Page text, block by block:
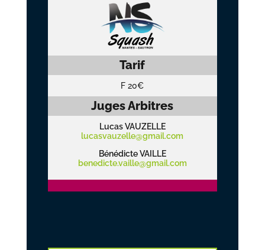
Tarif
F 20€
Juges Arbitres
Lucas VAUZELLE
lucasvauzelle@gmail.com
Bénédicte VAILLE
benedicte.vaille@gmail.com